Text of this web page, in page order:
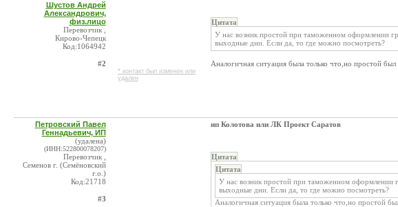
Шустов Андрей
Александрович,
физ.лицо
Перевозчик ,
Кирово-Чепецк
Код:1064942
#2
* контакт был изменен или
удален
Цитата
У нас возник простой при таможенном оформлении
выходные дни. Если да, то где можно посмотреть?
Аналогичная ситуация была только что,но простой
Петровский Павел
Геннадьевич, ИП
(удалена)
(ИНН:522800078207)
Перевозчик ,
Семенов г. (Семёновский
г.о.)
Код:21718
#3
ип Колотова или ЛК Проект Саратов
Цитата
Цитата
У нас возник простой при таможенном оформлении
выходные дни. Если да, то где можно посмотреть?
Аналогичная ситуация была только что,но простой